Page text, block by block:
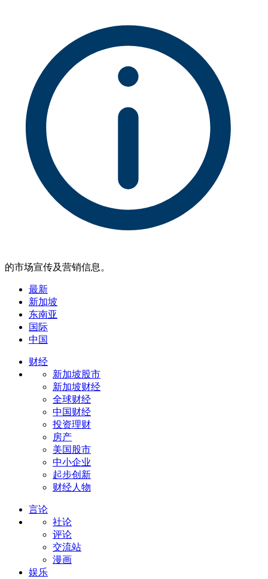
的市场宣传及营销信息。
最新
新加坡
东南亚
国际
中国
财经
新加坡股市
新加坡财经
全球财经
中国财经
投资理财
房产
美国股市
中小企业
起步创新
财经人物
言论
社论
评论
交流站
漫画
娱乐